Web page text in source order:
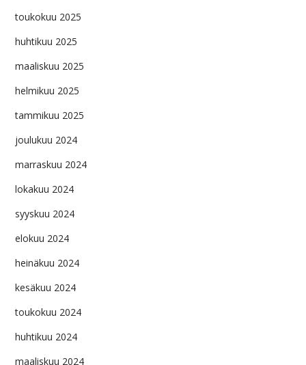
toukokuu 2025
huhtikuu 2025
maaliskuu 2025
helmikuu 2025
tammikuu 2025
joulukuu 2024
marraskuu 2024
lokakuu 2024
syyskuu 2024
elokuu 2024
heinäkuu 2024
kesäkuu 2024
toukokuu 2024
huhtikuu 2024
maaliskuu 2024